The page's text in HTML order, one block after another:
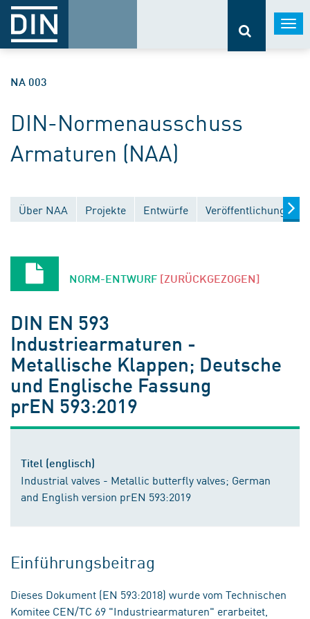
NA 003
DIN-Normenausschuss
Armaturen (NAA)
Über NAA Projekte Entwürfe Veröffentlichungen
NORM-ENTWURF [ZURÜCKGEZOGEN]
DIN EN 593
Industriearmaturen -
Metallische Klappen; Deutsche
und Englische Fassung
prEN 593:2019
Titel (englisch)
Industrial valves - Metallic butterfly valves; German
and English version prEN 593:2019
Einführungsbeitrag
Dieses Dokument (EN 593:2018) wurde vom Technischen
Komitee CEN/TC 69 "Industriearmaturen" erarbeitet,